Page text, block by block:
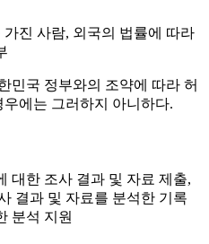
진 사람, 외국의 법률에 따라
민국 정부와의 조약에 따라 허
에는 그러하지 아니하다.
대한 조사 결과 및 자료 제출,
결과 및 자료를 분석한 기록
분석 지원